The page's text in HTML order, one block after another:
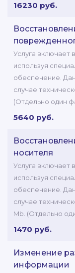
16230 руб.
Услуга включает
используя
обеспечение.
случае
(Отдельно один
5640 руб.
носителя
Услуга включает
используя
обеспечение.
случае
Mb. (Отдельно
1470 руб.
Изменение
информации